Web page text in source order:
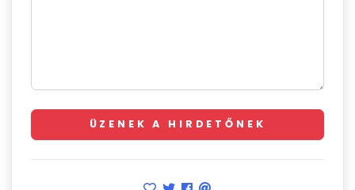
ÜZENEK A HIRDETŐNEK